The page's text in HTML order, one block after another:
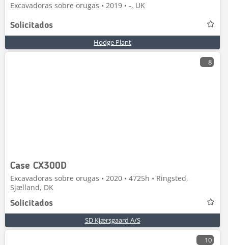
Excavadoras sobre orugas • 2019 • -, UK
Solicitados
Hodge Plant
8
Case CX300D
Excavadoras sobre orugas • 2020 • 4725h • Ringsted,
Sjælland, DK
Solicitados
SD Kjærsgaard A/S
10